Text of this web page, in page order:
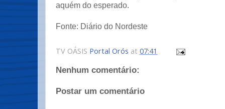
aquém do esperado.
Fonte: Diário do Nordeste
TV OÁSIS Portal Orós at 07:41
Nenhum comentário:
Postar um comentário